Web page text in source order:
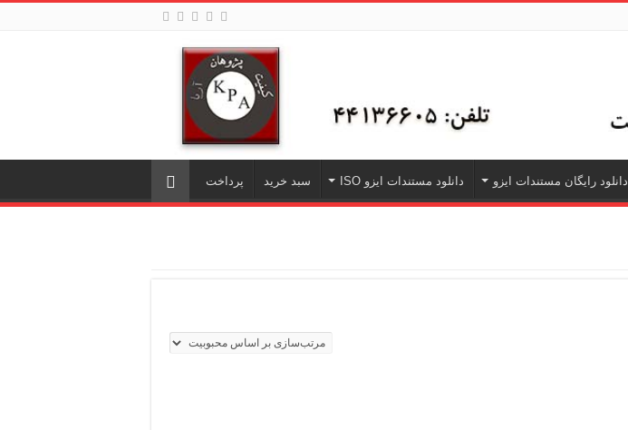
دانلود رایگان مستندات ایزو دانلود مستندات ایزو ISO سبد خرید پرداخت